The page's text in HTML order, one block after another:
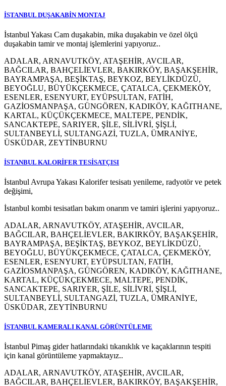
İSTANBUL DUŞAKABİN MONTAJ
İstanbul Yakası Cam duşakabin, mika duşakabin ve özel ölçü
duşakabin tamir ve montaj işlemlerini yapıyoruz..
ADALAR, ARNAVUTKÖY, ATAŞEHİR, AVCILAR,
BAĞCILAR, BAHÇELİEVLER, BAKIRKÖY, BAŞAKŞEHİR,
BAYRAMPAŞA, BEŞİKTAŞ, BEYKOZ, BEYLİKDÜZÜ,
BEYOĞLU, BÜYÜKÇEKMECE, ÇATALCA, ÇEKMEKÖY,
ESENLER, ESENYURT, EYÜPSULTAN, FATİH,
GAZİOSMANPAŞA, GÜNGÖREN, KADIKÖY, KAĞITHANE,
KARTAL, KÜÇÜKÇEKMECE, MALTEPE, PENDİK,
SANCAKTEPE, SARIYER, ŞİLE, SİLİVRİ, ŞİŞLİ,
SULTANBEYLİ, SULTANGAZİ, TUZLA, ÜMRANİYE,
ÜSKÜDAR, ZEYTİNBURNU
İSTANBUL KALORİFER TESİSATÇISI
İstanbul Avrupa Yakası Kalorifer tesisatı yenileme, radyotör ve petek
değişimi,
İstanbul kombi tesisatları bakım onarım ve tamiri işlerini yapıyoruz..
ADALAR, ARNAVUTKÖY, ATAŞEHİR, AVCILAR,
BAĞCILAR, BAHÇELİEVLER, BAKIRKÖY, BAŞAKŞEHİR,
BAYRAMPAŞA, BEŞİKTAŞ, BEYKOZ, BEYLİKDÜZÜ,
BEYOĞLU, BÜYÜKÇEKMECE, ÇATALCA, ÇEKMEKÖY,
ESENLER, ESENYURT, EYÜPSULTAN, FATİH,
GAZİOSMANPAŞA, GÜNGÖREN, KADIKÖY, KAĞITHANE,
KARTAL, KÜÇÜKÇEKMECE, MALTEPE, PENDİK,
SANCAKTEPE, SARIYER, ŞİLE, SİLİVRİ, ŞİŞLİ,
SULTANBEYLİ, SULTANGAZİ, TUZLA, ÜMRANİYE,
ÜSKÜDAR, ZEYTİNBURNU
İSTANBUL KAMERALI KANAL GÖRÜNTÜLEME
İstanbul Pimaş gider hatlarındaki tıkanıklık ve kaçaklarının tespiti
için kanal görüntüleme yapmaktayız..
ADALAR, ARNAVUTKÖY, ATAŞEHİR, AVCILAR,
BAĞCILAR, BAHÇELİEVLER, BAKIRKÖY, BAŞAKŞEHİR,